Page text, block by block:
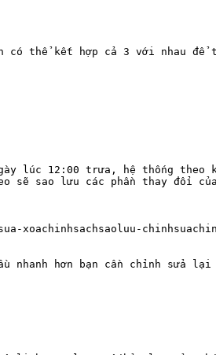
có thể kết hợp cả 3 với nhau
lúc 12:00 trưa, hệ thống theo
sẽ sao lưu các phần thay đổi
xoachinhsachsaoluu-
nhanh hơn bạn cần chỉnh sửa lại